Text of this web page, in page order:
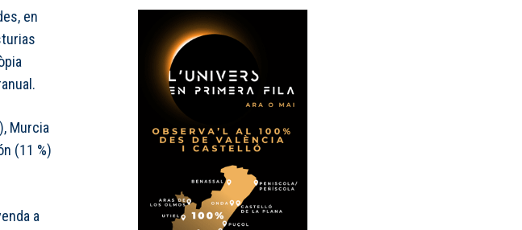
en
Murcia
(11 %)
a